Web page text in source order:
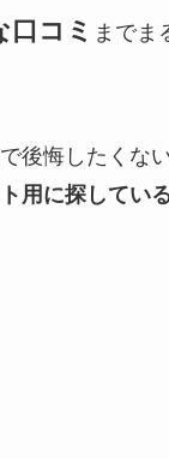
口コミ までま
後悔したくな
用に探してい